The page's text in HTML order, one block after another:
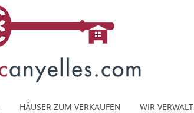
HÄUSER ZUM VERKAUFEN WIR